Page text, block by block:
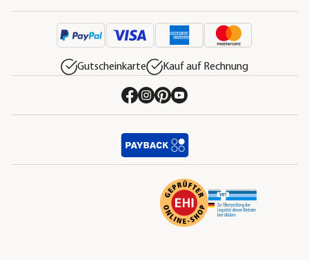
Gutscheinkarte Kauf auf Rechnung